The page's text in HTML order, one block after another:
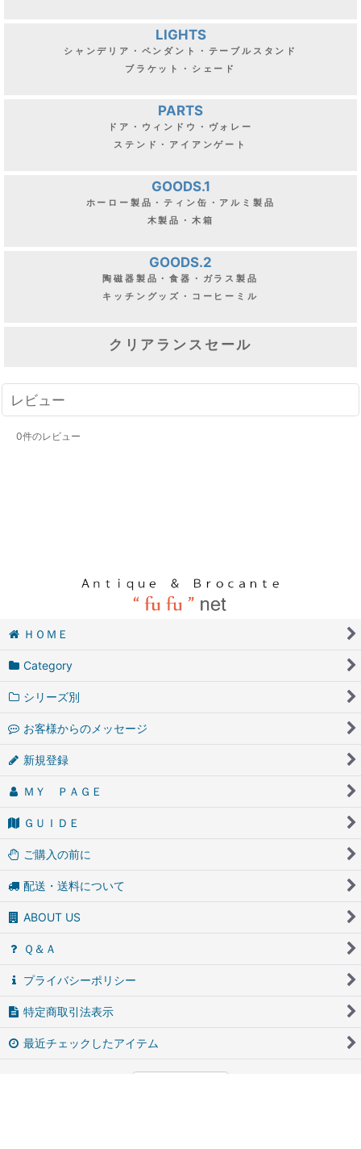
LIGHTS
シャンデリア・ペンダント・テーブルスタンド
ブラケット・シェード
PARTS
ドア・ウィンドウ・ヴォレー
ステンド・アイアンゲート
GOODS.1
ホーロー製品・ティン缶・アルミ製品
木製品・木箱
GOODS.2
陶磁器製品・食器・ガラス製品
キッチングッズ・コーヒーミル
クリアランスセール
レビュー
0件のレビュー
ＨＯＭＥ
Category
シリーズ別
お客様からのメッセージ
新規登録
ＭＹ ＰＡＧＥ
ＧＵＩＤＥ
ご購入の前に
配送・送料について
ABOUT US
Ｑ＆Ａ
プライバシーポリシー
特定商取引法表示
最近チェックしたアイテム